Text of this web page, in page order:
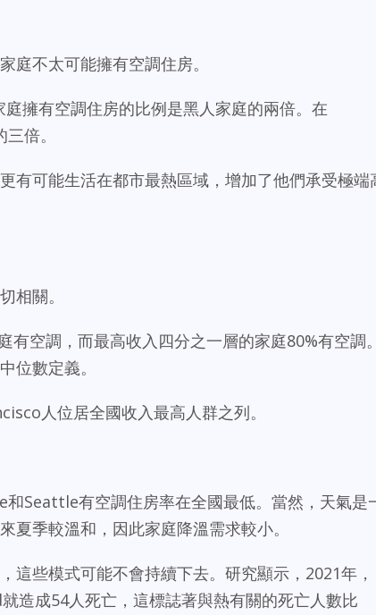
庭不太可能擁有空調住房。
擁有空調住房的比例是黑人家庭的兩倍。在
倍。
有可能生活在都市最熱區域，增加了他們承受極端
相關。
空調，而最高收入四分之一層的家庭80%有空調
位數定義。
人位居全國收入最高人群之列。
和Seattle有空調住房率在全國最低。當然，天氣是
夏季較溫和，因此家庭降溫需求較小。
這些模式可能不會持續下去。研究顯示，2021年，
造成54人死亡，這標誌著與熱有關的死亡人數比